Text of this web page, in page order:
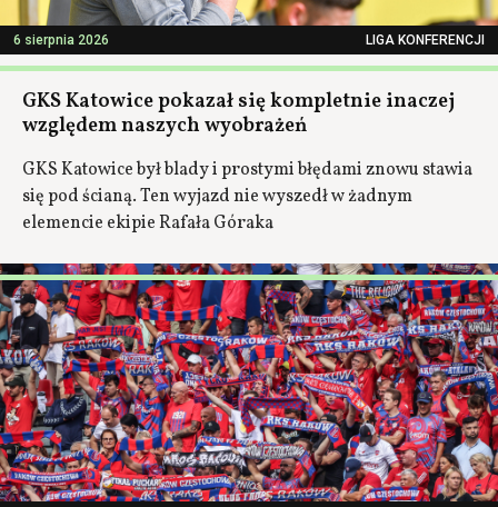
6 sierpnia 2026 LIGA KONFERENCJI
GKS Katowice pokazał się kompletnie inaczej
względem naszych wyobrażeń
GKS Katowice był blady i prostymi błędami znowu stawia
się pod ścianą. Ten wyjazd nie wyszedł w żadnym
elemencie ekipie Rafała Góraka